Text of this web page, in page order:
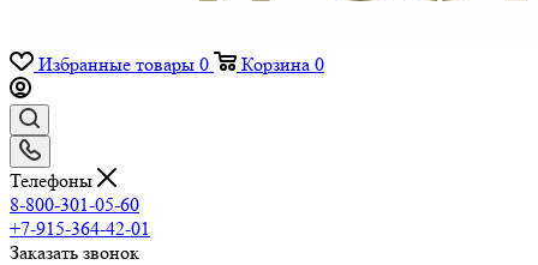
Избранные товары 0 Корзина 0
Телефоны
8-800-301-05-60
+7-915-364-42-01
Заказать звонок